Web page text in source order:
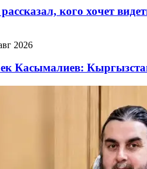
кого хочет
2026
Касымалиев: Кыргызстан